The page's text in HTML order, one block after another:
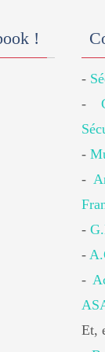
!
-
-
-
-
-
-
-
Et,